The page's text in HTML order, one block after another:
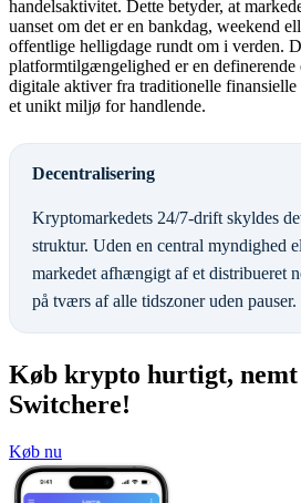
handelsaktivitet. Dette betyder, at
uanset om det er en bankdag, weekend
offentlige helligdage rundt om i verden.
platformtilgængelighed er en definerende
digitale aktiver fra traditionelle finansielle
et unikt miljø for handlende.
Decentralisering
Kryptomarkedets 24/7-drift skyldes
struktur. Uden en central myndighed
markedet afhængigt af et distribueret
på tværs af alle tidszoner uden pauser.
Køb krypto hurtigt, nemt
Switchere!
Køb nu